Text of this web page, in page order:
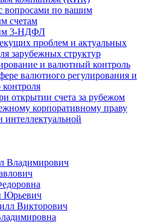
вопросами по вашим
счетам
3-НДФЛ
проблем и актуальных
зарубежных структур
и валютный контроль
валютного регулирования и
открытии счета за рубежом
корпоративному праву
интеллектуальной
Владимирович
Юрьевич
Викторович